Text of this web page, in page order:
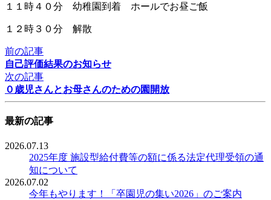
１１時４０分 幼稚園到着 ホールでお昼ご飯
１２時３０分 解散
前の記事
自己評価結果のお知らせ
次の記事
０歳児さんとお母さんのための園開放
最新の記事
2026.07.13
2025年度 施設型給付費等の額に係る法定代理受領の通
知について
2026.07.02
今年もやります！「卒園児の集い2026」のご案内